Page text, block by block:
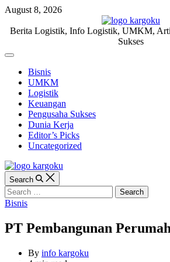
Skip
content
August 8, 2026
KARGOKU.ID
Berita Logistik, Info Logistik, UMKM,
Sukses
Off
CanvasBisnis
UMKM
Logistik
Keuangan
Pengusaha Sukses
Dunia Kerja
Editor’s Picks
Uncategorized
Search
Search
for:
Categories
Bisnis
PT Pembangunan
By info kargoku